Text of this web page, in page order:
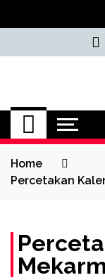
Jasa
Home
Percetakan